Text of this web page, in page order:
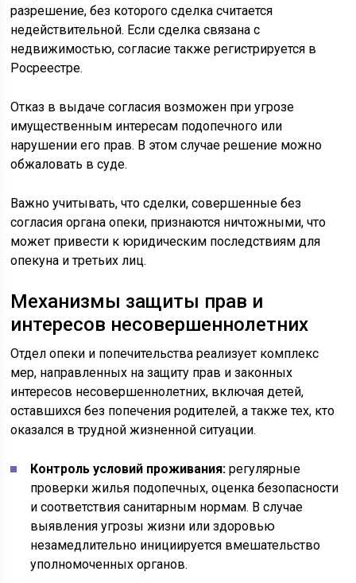
разрешение, без которого сделка считается
недействительной. Если сделка связана с
недвижимостью, согласие также регистрируется в
Росреестре.
Отказ в выдаче согласия возможен при угрозе
имущественным интересам подопечного или
нарушении его прав. В этом случае решение можно
обжаловать в суде.
Важно учитывать, что сделки, совершенные без
согласия органа опеки, признаются ничтожными, что
может привести к юридическим последствиям для
опекуна и третьих лиц.
Механизмы защиты прав и
интересов несовершеннолетних
Отдел опеки и попечительства реализует комплекс
мер, направленных на защиту прав и законных
интересов несовершеннолетних, включая детей,
оставшихся без попечения родителей, а также тех, кто
оказался в трудной жизненной ситуации.
Контроль условий проживания: регулярные
проверки жилья подопечных, оценка безопасности
и соответствия санитарным нормам. В случае
выявления угрозы жизни или здоровью
незамедлительно инициируется вмешательство
уполномоченных органов.